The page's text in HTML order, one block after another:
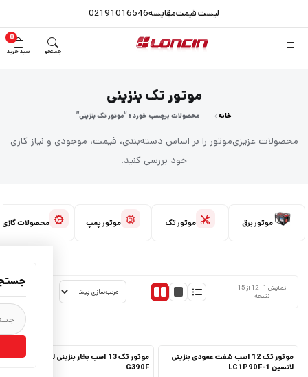
لیست قیمتمقایسه02191016546
جستجو
0
سبد خرید
موتور تک بنزینی
خانه محصولات برچسب خورده “موتور تک بنزینی”
محصولات عزیزی‌موتور را بر اساس دسته‌بندی، قیمت، موجودی و نیاز کاری
خود بررسی کنید.
موتور برق موتور تک موتور پمپ محصولات گازی
محصولات موتور تک بنزینی
نمایش 1–12 از 15
نتیجه
نمایش لیستی۲ محصول در هر ردیف
موتور تک 12 اسب شفت عمودی بنزینی
لانسین LC1P90F-1
موتور تک 13 اسب بخار بنزینی لانسین
G390F